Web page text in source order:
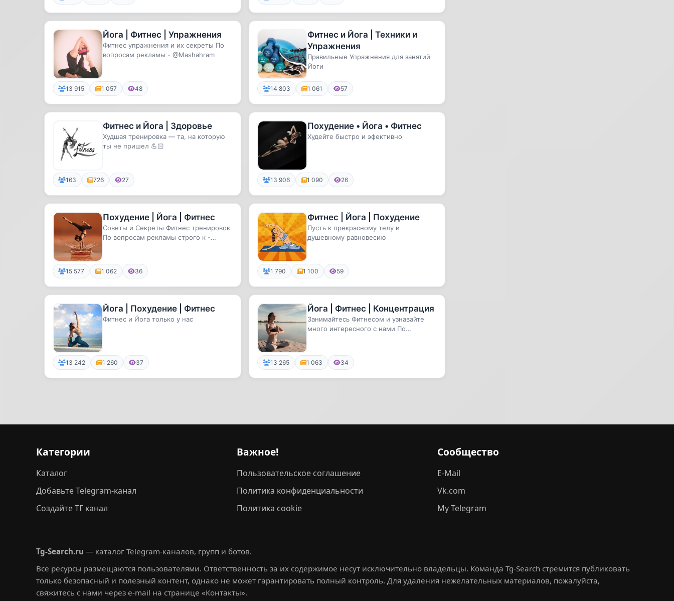
Йога | Фитнес | Упражнения
Фитнес упражнения и их секреты По
вопросам рекламы - @Mashahram
13 915 1 057 48
Фитнес и Йога | Техники и
Упражнения
Правильные Упражнения для занятий
Йоги
14 803 1 061 57
Фитнес и Йога | Здоровье
Худшая тренировка — та, на которую
ты не пришел 💪🏻
163 726 27
Похудение • Йога • Фитнес
Худейте быстро и эфективно
13 906 1 090 26
Похудение | Йога | Фитнес
Советы и Секреты Фитнес тренировок
По вопросам рекламы строго к -
15 577 1 062 36
Фитнес | Йога | Похудение
Пусть к прекрасному телу и
душевному равновесию
1 790 1 100 59
Йога | Похудение | Фитнес
Фитнес и Йога только у нас
13 242 1 260 37
Йога | Фитнес | Концентрация
Занимайтесь Фитнесом и узнавайте
много интересного с нами По
13 265 1 063 34
Категории
Каталог
Добавьте Telegram-канал
Создайте ТГ канал
Важное!
Пользовательское соглашение
Политика конфиденциальности
Политика cookie
Сообщество
E-Mail
Vk.com
My Telegram
Tg-Search.ru — каталог Telegram-каналов, групп и ботов.
Все ресурсы размещаются пользователями. Ответственность за их содержимое несут исключительно владельцы. Команда Tg-Search стремится публиковать
только безопасный и полезный контент, однако не может гарантировать полный контроль. Для удаления нежелательных материалов, пожалуйста,
свяжитесь с нами через e-mail на странице «Контакты».